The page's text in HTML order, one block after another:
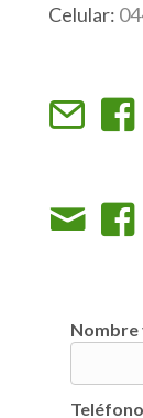
Celular:
Nombre
Teléfono